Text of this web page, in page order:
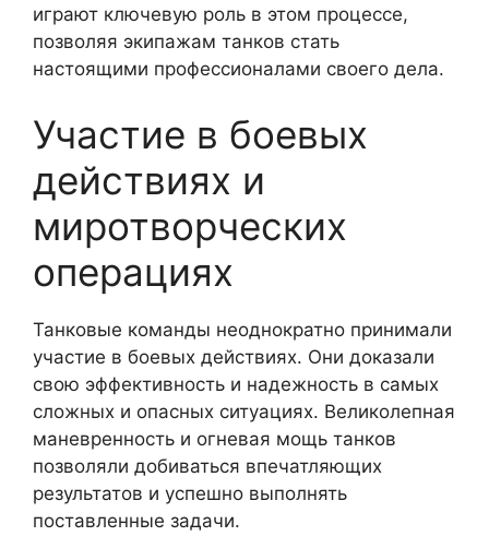
играют ключевую роль в этом процессе,
позволяя экипажам танков стать
настоящими профессионалами своего дела.
Участие в боевых
действиях и
миротворческих
операциях
Танковые команды неоднократно принимали
участие в боевых действиях. Они доказали
свою эффективность и надежность в самых
сложных и опасных ситуациях. Великолепная
маневренность и огневая мощь танков
позволяли добиваться впечатляющих
результатов и успешно выполнять
поставленные задачи.